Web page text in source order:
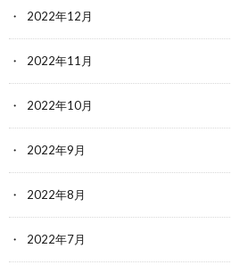
2022年12月
2022年11月
2022年10月
2022年9月
2022年8月
2022年7月